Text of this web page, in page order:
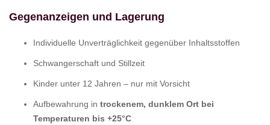
Gegenanzeigen und Lagerung
Individuelle Unverträglichkeit gegenüber Inhaltsstoffen
Schwangerschaft und Stillzeit
Kinder unter 12 Jahren – nur mit Vorsicht
Aufbewahrung in trockenem, dunklem Ort bei
Temperaturen bis +25°C